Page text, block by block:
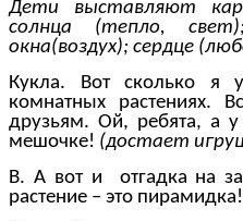
Дети выставляют
солнца (тепло,
окна(воздух); сердце
Кукла. Вот сколько я
комнатных растениях.
друзьям. Ой, ребята, а
мешочке! (достает
В. А вот и отгадка на
растение – это пирамидка!